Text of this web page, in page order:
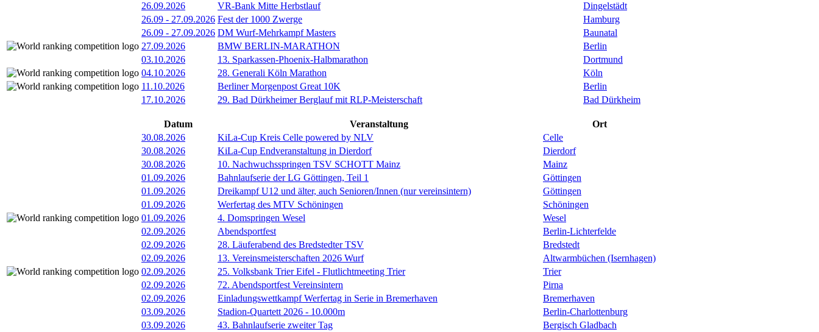
26.09.2026
VR-Bank Mitte Herbstlauf
Dingelstädt
26.09 - 27.09.2026 Fest der 1000 Zwerge
Hamburg
26.09 - 27.09.2026 DM Wurf-Mehrkampf Masters
Baunatal
27.09.2026
BMW BERLIN-MARATHON
Berlin
03.10.2026
13. Sparkassen-Phoenix-Halbmarathon
Dortmund
04.10.2026
28. Generali Köln Marathon
Köln
11.10.2026
Berliner Morgenpost Great 10K
Berlin
17.10.2026
29. Bad Dürkheimer Berglauf mit RLP-Meisterschaft Bad Dürkheim
Datum Veranstaltung
Ort
30.08.2026
KiLa-Cup Kreis Celle powered by NLV
Celle
30.08.2026
KiLa-Cup Endveranstaltung in Dierdorf
Dierdorf
30.08.2026
10. Nachwuchsspringen TSV SCHOTT Mainz
Mainz
01.09.2026
Bahnlaufserie der LG Göttingen, Teil 1
Göttingen
01.09.2026
Dreikampf U12 und älter, auch Senioren/Innen (nur vereinsintern)
Göttingen
01.09.2026
Werfertag des MTV Schöningen
Schöningen
01.09.2026
4. Domspringen Wesel
Wesel
02.09.2026
Abendsportfest
Berlin-Lichterfelde
02.09.2026
28. Läuferabend des Bredstedter TSV
Bredstedt
02.09.2026
13. Vereinsmeisterschaften 2026 Wurf
Altwarmbüchen (Isernhagen)
02.09.2026
25. Volksbank Trier Eifel - Flutlichtmeeting Trier
Trier
02.09.2026
72. Abendsportfest Vereinsintern
Pirna
02.09.2026
Einladungswettkampf Werfertag in Serie in Bremerhaven
Bremerhaven
03.09.2026
Stadion-Quartett 2026 - 10.000m
Berlin-Charlottenburg
03.09.2026
43. Bahnlaufserie zweiter Tag
Bergisch Gladbach